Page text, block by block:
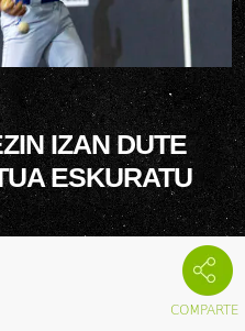
IZAN DUTE
ESKURATU